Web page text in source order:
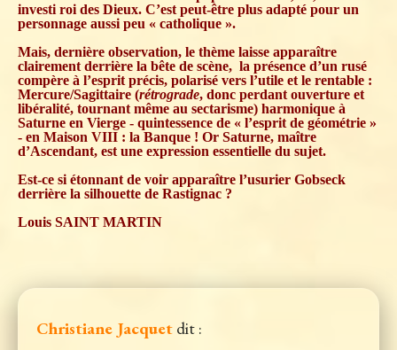
investi roi des Dieux. C’est peut-être plus adapté pour un
personnage aussi peu « catholique ».
Mais, dernière observation, le thème laisse apparaître
clairement derrière la bête de scène, la présence d’un rusé
compère à l’esprit précis, polarisé vers l’utile et le rentable :
Mercure/Sagittaire (rétrograde, donc perdant ouverture et
libéralité, tournant même au sectarisme) harmonique à
Saturne en Vierge - quintessence de « l’esprit de géométrie »
- en Maison VIII : la Banque ! Or Saturne, maître
d’Ascendant, est une expression essentielle du sujet.
Est-ce si étonnant de voir apparaître l’usurier Gobseck
derrière la silhouette de Rastignac ?
Louis SAINT MARTIN
Christiane Jacquet dit :